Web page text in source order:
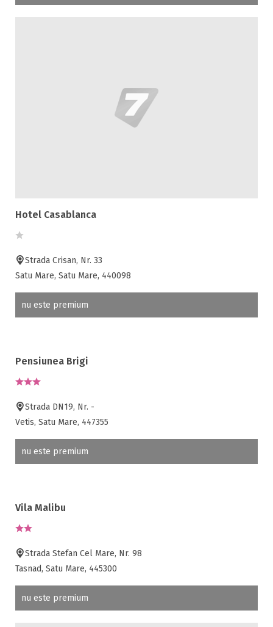
Hotel Casablanca
Strada Crisan, Nr. 33
Satu Mare, Satu Mare, 440098
nu este premium
Pensiunea Brigi
Strada DN19, Nr. -
Vetis, Satu Mare, 447355
nu este premium
Vila Malibu
Strada Stefan Cel Mare, Nr. 98
Tasnad, Satu Mare, 445300
nu este premium